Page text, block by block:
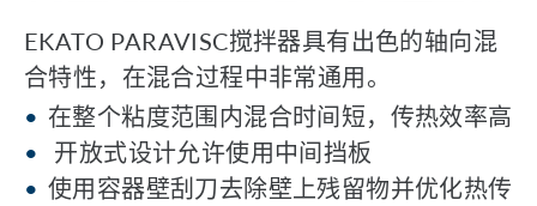
EKATO PARAVISC搅拌器具有出色的轴向混
合特性，在混合过程中非常通用。
在整个粘度范围内混合时间短，传热效率高
开放式设计允许使用中间挡板
使用容器壁刮刀去除壁上残留物并优化热传